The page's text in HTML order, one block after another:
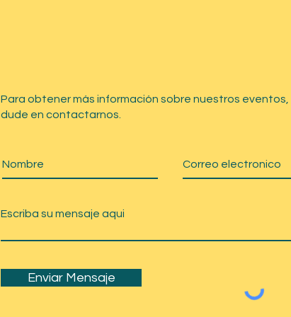
Para obtener más información sobre nuestros eventos,
dude en contactarnos.
Enviar Mensaje